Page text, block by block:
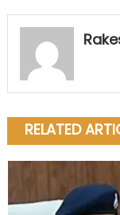
RELATED